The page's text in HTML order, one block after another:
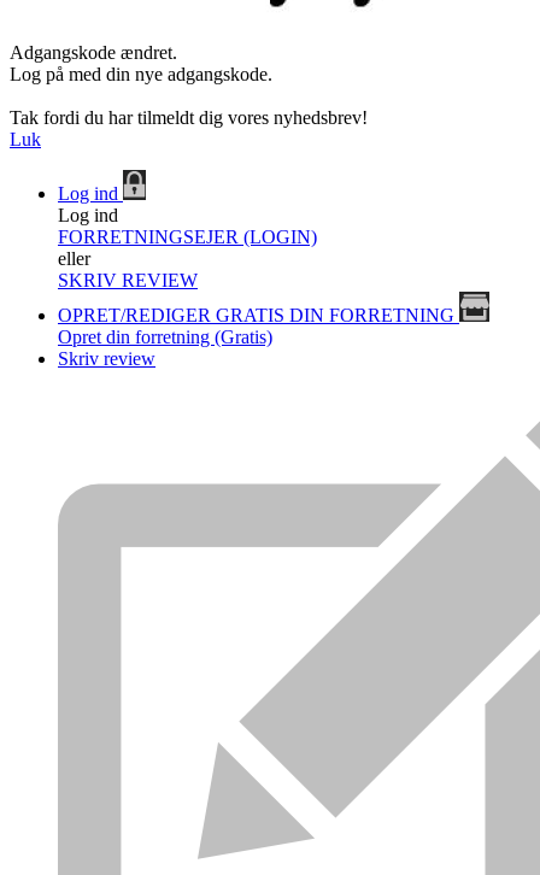
Adgangskode ændret.
Log på med din nye adgangskode.
Tak fordi du har tilmeldt dig vores nyhedsbrev!
Luk
Log ind
Log ind
FORRETNINGSEJER (LOGIN)
eller
SKRIV REVIEW
OPRET/REDIGER GRATIS DIN FORRETNING
Opret din forretning (Gratis)
Skriv review